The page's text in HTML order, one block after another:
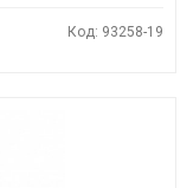
Код: 93258-19